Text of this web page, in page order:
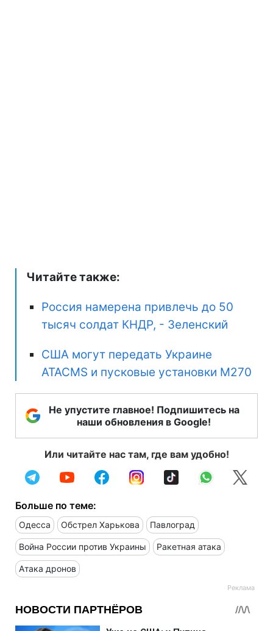
Читайте также:
Россия намерена привлечь до 50
тысяч солдат КНДР, - Зеленский
США могут передать Украине
ATACMS и пусковые установки M270
Не упустите главное! Подпишитесь на
наши обновления в Google!
Или читайте нас там, где вам удобно!
Больше по теме:
Одесса Обстрел Харькова Павлоград
Война России против Украины Ракетная атака
Атака дронов